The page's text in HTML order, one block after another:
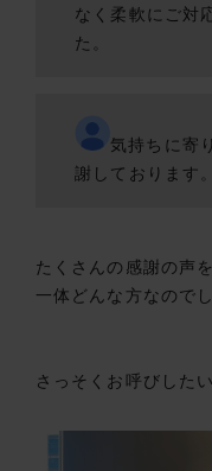
なく柔軟にご対
た。
気持ちに寄
謝しております。
たくさんの感謝の声
一体どんな方なので
さっそくお呼びした